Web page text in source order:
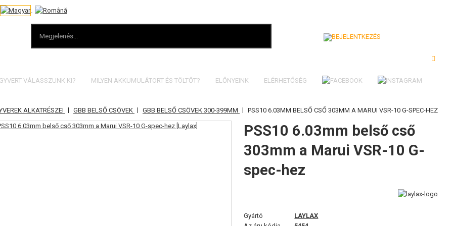
VÁLASSZUNK KI? MILYEN AKKUMULÁTORT ÉS TÖLTŐT? ELŐNYEINK ELÉRHETŐSÉG
ALKATRÉSZEI | GBB BELSŐ CSÖVEK | GBB BELSŐ CSÖVEK 300-399MM | PSS10 6.03MM BELSŐ CSŐ 303MM A MARUI VSR-10 G-SPEC-HEZ
PSS10 6.03mm belső cső
303mm a Marui VSR-10 G-
spec-hez
Gyártó
LAYLAX